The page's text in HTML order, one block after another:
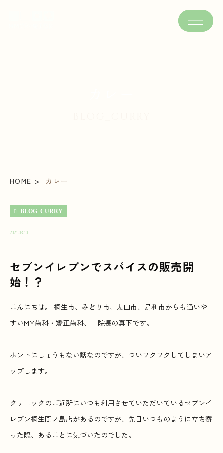
HOME カレー
BLOG_CURRY
2021.03.10
セブンイレブンでスパイスの販売開
始！？
こんにちは。 桐生市、みどり市、太田市、足利市からも通いや
すいMM歯科・矯正歯科、 院長の真下です。
ホントにしょうもない話なのですが、ついワクワクしてしまいア
ップします。
クリニックのご近所にいつも利用させていただいているセブンイ
レブン桐生間ノ島店があるのですが、先日いつものように立ち寄
った際、あることに気づいたのでした。